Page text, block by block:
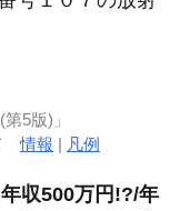
5版)」
情報 | 凡例
収500万円!?/年